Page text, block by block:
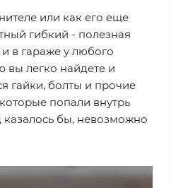
или как его еще
гибкий - полезная
в гараже у любого
вы легко найдете и
гайки, болты и прочие
попали внутрь
казалось бы, невозможно